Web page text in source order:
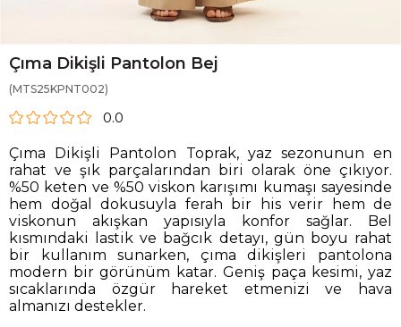
Çıma Dikişli Pantolon Bej
(MTS25KPNT002)
0.0
Çıma Dikişli Pantolon Toprak, yaz sezonunun en
rahat ve şık parçalarından biri olarak öne çıkıyor.
%50 keten ve %50 viskon karışımı kumaşı sayesinde
hem doğal dokusuyla ferah bir his verir hem de
viskonun akışkan yapısıyla konfor sağlar. Bel
kısmındaki lastik ve bağcık detayı, gün boyu rahat
bir kullanım sunarken, çıma dikişleri pantolona
modern bir görünüm katar. Geniş paça kesimi, yaz
sıcaklarında özgür hareket etmenizi ve hava
almanızı destekler.